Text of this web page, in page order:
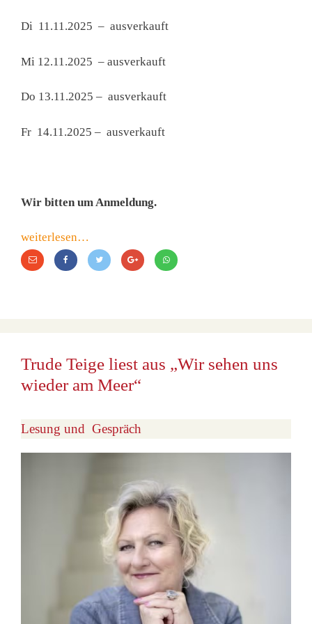
Di 11.11.2025 – ausverkauft
Mi 12.11.2025 – ausverkauft
Do 13.11.2025 – ausverkauft
Fr 14.11.2025 – ausverkauft
Wir bitten um Anmeldung.
weiterlesen…
Trude Teige liest aus „Wir sehen uns
wieder am Meer“
Lesung und Gespräch